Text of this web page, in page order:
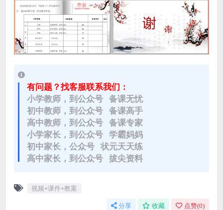
有问题？找客服联系我们：
小学教师，到公众号 备课无忧
初中教师，到公众号 备课高手
高中教师，到公众号 备课专家
小学家长，到公众号 学霸妈妈
初中家长，公众号 状元天天练
高中家长，到公众号 拔尖资料
视频+课件+教案
分享 收藏 点赞(0)